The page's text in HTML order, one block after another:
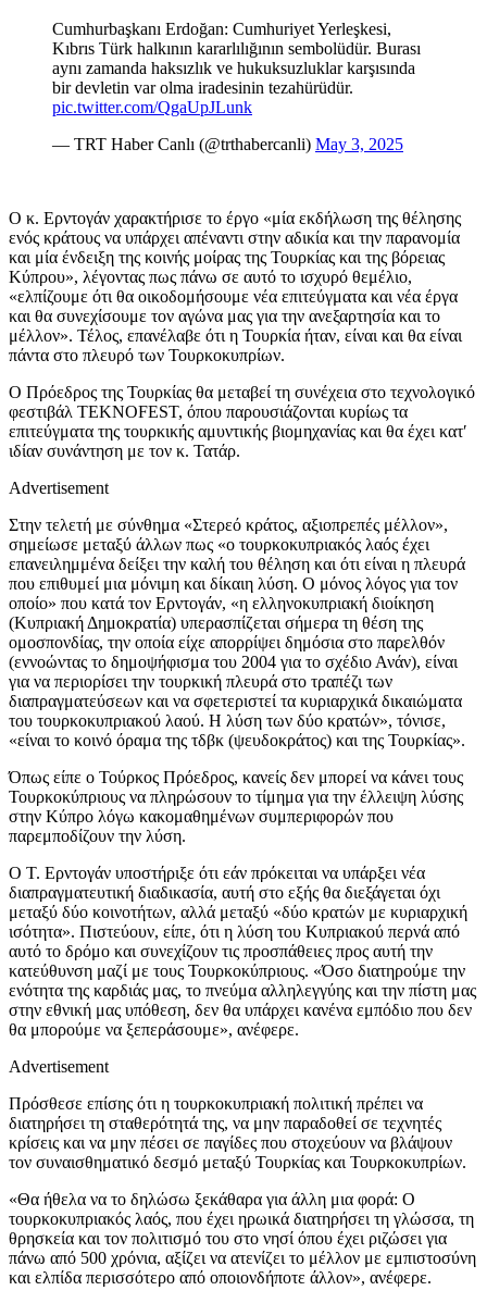
Cumhurbaşkanı Erdoğan: Cumhuriyet Yerleşkesi,
Kıbrıs Türk halkının kararlılığının sembolüdür. Burası
aynı zamanda haksızlık ve hukuksuzluklar karşısında
bir devletin var olma iradesinin tezahürüdür.
pic.twitter.com/QgaUpJLunk
— TRT Haber Canlı (@trthabercanli) May 3, 2025
Ο κ. Ερντογάν χαρακτήρισε το έργο «μία εκδήλωση της θέλησης
ενός κράτους να υπάρχει απέναντι στην αδικία και την παρανομία
και μία ένδειξη της κοινής μοίρας της Τουρκίας και της βόρειας
Κύπρου», λέγοντας πως πάνω σε αυτό το ισχυρό θεμέλιο,
«ελπίζουμε ότι θα οικοδομήσουμε νέα επιτεύγματα και νέα έργα
και θα συνεχίσουμε τον αγώνα μας για την ανεξαρτησία και το
μέλλον». Τέλος, επανέλαβε ότι η Τουρκία ήταν, είναι και θα είναι
πάντα στο πλευρό των Τουρκοκυπρίων.
Ο Πρόεδρος της Τουρκίας θα μεταβεί τη συνέχεια στο τεχνολογικό
φεστιβάλ TEKNOFEST, όπου παρουσιάζονται κυρίως τα
επιτεύγματα της τουρκικής αμυντικής βιομηχανίας και θα έχει κατ′
ιδίαν συνάντηση με τον κ. Τατάρ.
Advertisement
Στην τελετή με σύνθημα «Στερεό κράτος, αξιοπρεπές μέλλον»,
σημείωσε μεταξύ άλλων πως «ο τουρκοκυπριακός λαός έχει
επανειλημμένα δείξει την καλή του θέληση και ότι είναι η πλευρά
που επιθυμεί μια μόνιμη και δίκαιη λύση. Ο μόνος λόγος για τον
οποίο» που κατά τον Ερντογάν, «η ελληνοκυπριακή διοίκηση
(Κυπριακή Δημοκρατία) υπερασπίζεται σήμερα τη θέση της
ομοσπονδίας, την οποία είχε απορρίψει δημόσια στο παρελθόν
(εννοώντας το δημοψήφισμα του 2004 για το σχέδιο Ανάν), είναι
για να περιορίσει την τουρκική πλευρά στο τραπέζι των
διαπραγματεύσεων και να σφετεριστεί τα κυριαρχικά δικαιώματα
του τουρκοκυπριακού λαού. Η λύση των δύο κρατών», τόνισε,
«είναι το κοινό όραμα της τδβκ (ψευδοκράτος) και της Τουρκίας».
Όπως είπε ο Τούρκος Πρόεδρος, κανείς δεν μπορεί να κάνει τους
Τουρκοκύπριους να πληρώσουν το τίμημα για την έλλειψη λύσης
στην Κύπρο λόγω κακομαθημένων συμπεριφορών που
παρεμποδίζουν την λύση.
Ο Τ. Ερντογάν υποστήριξε ότι εάν πρόκειται να υπάρξει νέα
διαπραγματευτική διαδικασία, αυτή στο εξής θα διεξάγεται όχι
μεταξύ δύο κοινοτήτων, αλλά μεταξύ «δύο κρατών με κυριαρχική
ισότητα». Πιστεύουν, είπε, ότι η λύση του Κυπριακού περνά από
αυτό το δρόμο και συνεχίζουν τις προσπάθειες προς αυτή την
κατεύθυνση μαζί με τους Τουρκοκύπριους. «Όσο διατηρούμε την
ενότητα της καρδιάς μας, το πνεύμα αλληλεγγύης και την πίστη μας
στην εθνική μας υπόθεση, δεν θα υπάρχει κανένα εμπόδιο που δεν
θα μπορούμε να ξεπεράσουμε», ανέφερε.
Advertisement
Πρόσθεσε επίσης ότι η τουρκοκυπριακή πολιτική πρέπει να
διατηρήσει τη σταθερότητά της, να μην παραδοθεί σε τεχνητές
κρίσεις και να μην πέσει σε παγίδες που στοχεύουν να βλάψουν
τον συναισθηματικό δεσμό μεταξύ Τουρκίας και Τουρκοκυπρίων.
«Θα ήθελα να το δηλώσω ξεκάθαρα για άλλη μια φορά: Ο
τουρκοκυπριακός λαός, που έχει ηρωικά διατηρήσει τη γλώσσα, τη
θρησκεία και τον πολιτισμό του στο νησί όπου έχει ριζώσει για
πάνω από 500 χρόνια, αξίζει να ατενίζει το μέλλον με εμπιστοσύνη
και ελπίδα περισσότερο από οποιονδήποτε άλλον», ανέφερε.